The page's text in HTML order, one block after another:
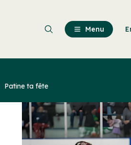
contenu
principal
Menu
Patine ta fête